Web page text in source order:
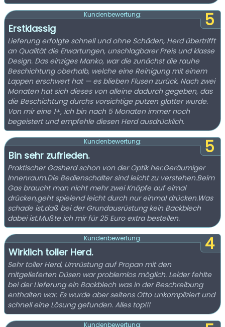
5
Kundenbewertung:
Erstklassig
Lieferung erfolgte schnell und ohne Schäden, Herd übertrifft
an Qualität die Erwartungen, unschlagbarer Preis und klasse
Design. Das einziges Manko, war die zunächst die rauhe
Beschichtung oberhalb, welche eine Reinigung mit einem
Lappen erschwert hat — es blieben Flusen zurück. Nach zwei
Monaten hat sich dieses von alleine dadurch gegeben, das
die Beschichtung durchs vorsichtige putzen glatter wurde.
Von mir eine 1+, ich bin nach 5 Monaten immer noch
begeistert und empfehle diesen Herd ausdrücklich.
5
Kundenbewertung:
Bin sehr zufrieden.
Praktischer Gasherd schon von der Optik her.Geräumiger
Innenraum.Die Bedienschalter sind leicht zu verstehen.Beim
Gas braucht man nicht mehr zwei Knöpfe auf eimal
drücken,geht spielend leicht durch nur einmal drücken.Was
schade ist,daß bei der Grundausrüstung kein Backblech
dabei ist.Mußte ich mir für 25 Euro extra bestellen.
4
Kundenbewertung:
Wirklich toller Herd.
Sehr toller Herd, Umrüstung auf Propan mit den
mitgelieferten Düsen war problemlos möglich. Leider fehlte
bei der Lieferung ein Backblech was in der Beschreibung
enthalten war. Es wurde aber seitens Otto unkompliziert und
schnell eine Lösung gefunden. Alles top!!!
Kundenbewertung: